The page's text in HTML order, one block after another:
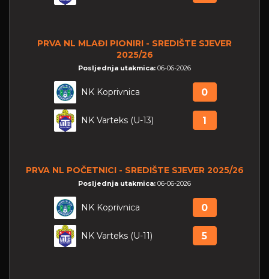
PRVA NL MLAĐI PIONIRI - SREDIŠTE SJEVER
2025/26
Posljednja utakmica: 06-06-2026
NK Koprivnica 0
NK Varteks (U-13) 1
PRVA NL POČETNICI - SREDIŠTE SJEVER 2025/26
Posljednja utakmica: 06-06-2026
NK Koprivnica 0
NK Varteks (U-11) 5